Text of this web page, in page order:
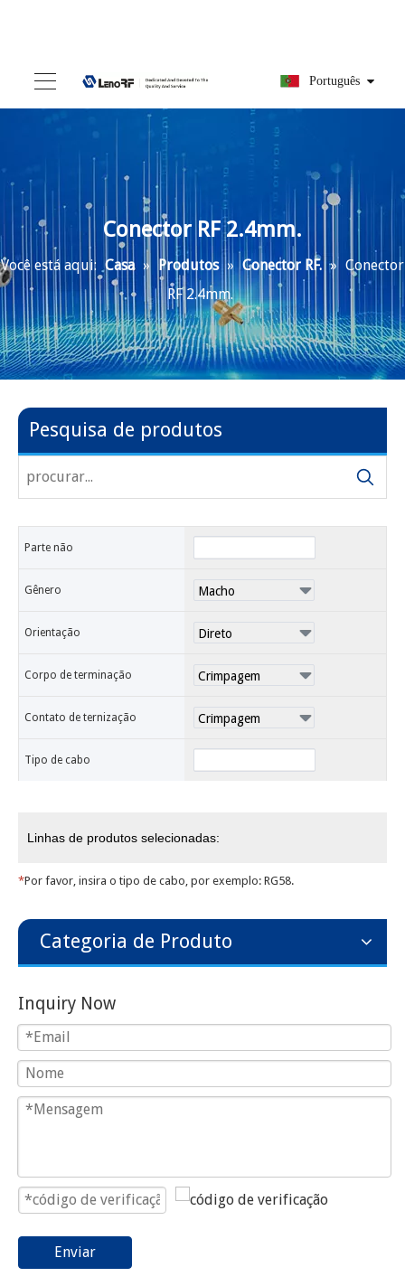
Português
Conector RF 2.4mm.
Você está aqui: Casa » Produtos » Conector RF. » Conector
RF 2.4mm.
Pesquisa de produtos
Parte não
Gênero
Orientação
Corpo de terminação
Contato de ternização
Tipo de cabo
Linhas de produtos selecionadas:
*Por favor, insira o tipo de cabo, por exemplo: RG58.
Categoria de Produto
Inquiry Now
Enviar